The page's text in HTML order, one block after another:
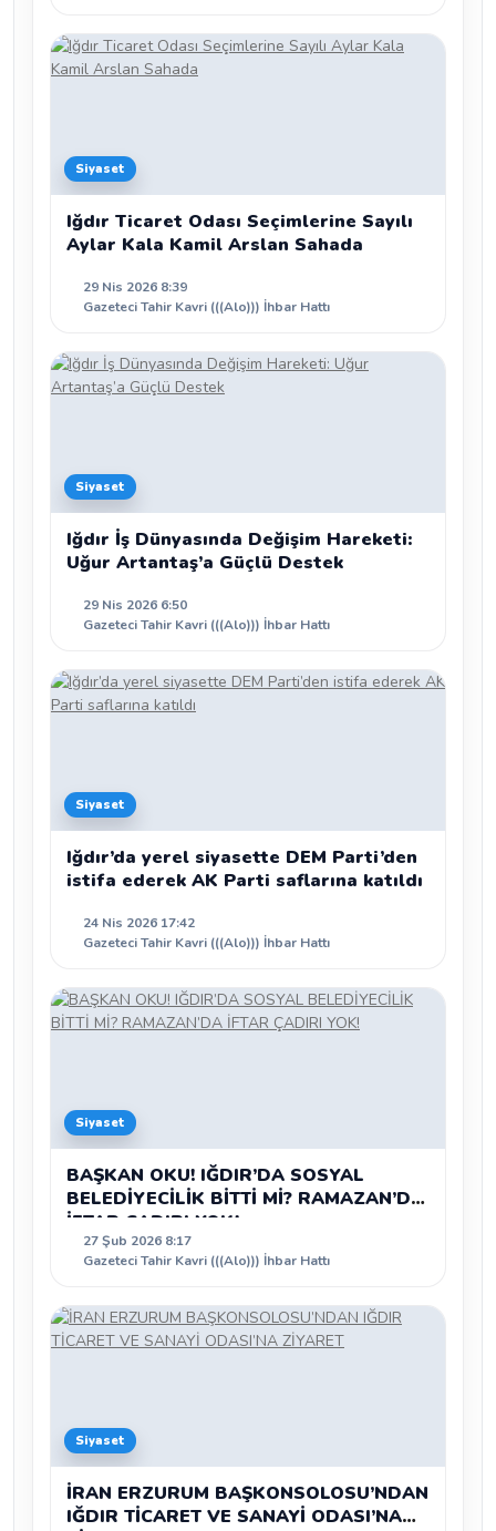
Siyaset
Iğdır Ticaret Odası Seçimlerine Sayılı
Aylar Kala Kamil Arslan Sahada
29 Nis 2026 8:39
Gazeteci Tahir Kavri (((Alo))) İhbar Hattı
Siyaset
Iğdır İş Dünyasında Değişim Hareketi:
Uğur Artantaş’a Güçlü Destek
29 Nis 2026 6:50
Gazeteci Tahir Kavri (((Alo))) İhbar Hattı
Siyaset
Iğdır’da yerel siyasette DEM Parti’den
istifa ederek AK Parti saflarına katıldı
24 Nis 2026 17:42
Gazeteci Tahir Kavri (((Alo))) İhbar Hattı
Siyaset
BAŞKAN OKU! IĞDIR’DA SOSYAL
BELEDİYECİLİK BİTTİ Mİ? RAMAZAN’DA
İFTAR ÇADIRI YOK!
27 Şub 2026 8:17
Gazeteci Tahir Kavri (((Alo))) İhbar Hattı
Siyaset
İRAN ERZURUM BAŞKONSOLOSU’NDAN
IĞDIR TİCARET VE SANAYİ ODASI’NA